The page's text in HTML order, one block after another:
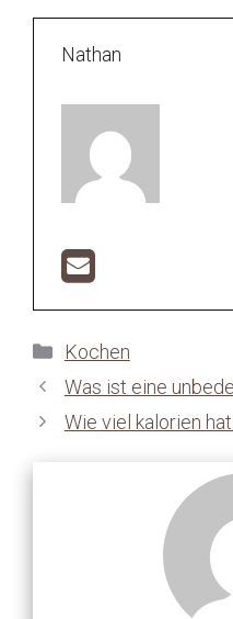
Nathan
Kategorien
Kochen
Was ist eine
Wie viel kalorien